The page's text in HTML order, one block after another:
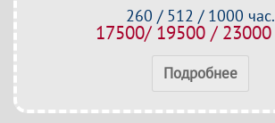
260 / 512 / 1000 час.
17500/ 19500 / 23000
Подробнее